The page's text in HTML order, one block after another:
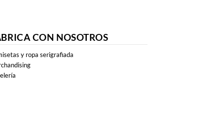
CON NOSOTROS
y ropa serigrafiada